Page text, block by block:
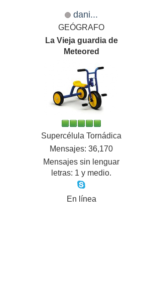
dani...
GEÓGRAFO
La Vieja guardia de
Meteored
Supercélula Tornádica
Mensajes: 36,170
Mensajes sin lenguar
letras: 1 y medio.
En línea